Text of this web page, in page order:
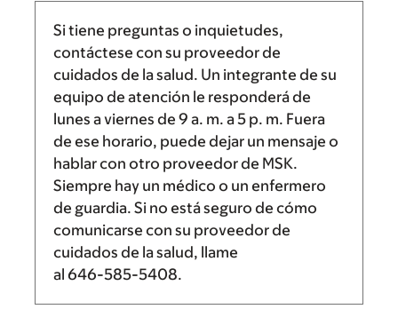
Si tiene preguntas o inquietudes,
contáctese con su proveedor de
cuidados de la salud. Un integrante de su
equipo de atención le responderá de
lunes a viernes de 9 a. m. a5 p. m. Fuera
de ese horario, puede dejar un mensaje o
hablar con otro proveedor de MSK.
Siempre hay un médico o un enfermero
de guardia. Si no está seguro de cómo
comunicarse con su proveedor de
cuidados de la salud, llame
al 646-585-5408.